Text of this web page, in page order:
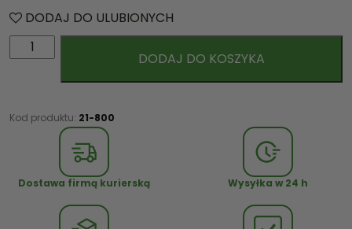
DODAJ DO ULUBIONYCH
l
ć
DODAJ DO KOSZYKA
Kod produktu: 21-800
Dostawa firmą kurierską Wysyłka w 24 h